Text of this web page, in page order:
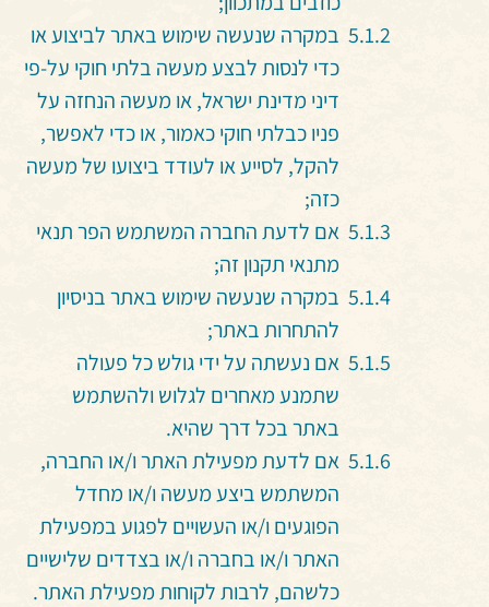
במקרה שנעשה שימוש באתר לביצוע או
כדי לנסות לבצע מעשה בלתי חוקי על-פי
דיני מדינת ישראל, או מעשה הנחזה על
פניו כבלתי חוקי כאמור, או כדי לאפשר,
להקל, לסייע או לעודד ביצועו של מעשה
כזה;
אם לדעת החברה המשתמש הפר תנאי
מתנאי תקנון זה;
במקרה שנעשה שימוש באתר בניסיון
להתחרות באתר;
אם נעשתה על ידי גולש כל פעולה
שתמנע מאחרים לגלוש ולהשתמש
באתר בכל דרך שהיא.
אם לדעת מפעילת האתר ו/או החברה,
המשתמש ביצע מעשה ו/או מחדל
הפוגעים ו/או העשויים לפגוע במפעילת
האתר ו/או בחברה ו/או בצדדים שלישיים
כלשהם, לרבות לקוחות מפעילת האתר.